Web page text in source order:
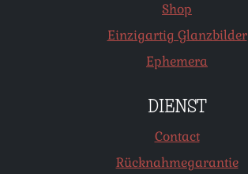
Shop
Einzigartig Glanzbilder
Ephemera
DIENST
Contact
Rücknahmegarantie